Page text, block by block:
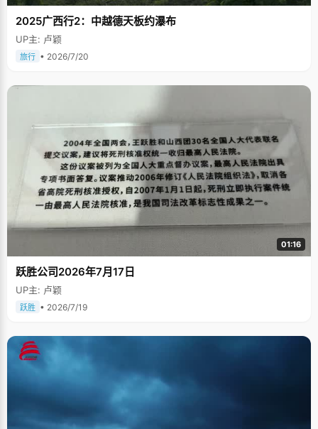
2025广西行2：中越德天板约瀑布
UP主: 卢颖
旅行 • 2026/7/20
01:16
跃胜公司2026年7月17日
UP主: 卢颖
跃胜 • 2026/7/19